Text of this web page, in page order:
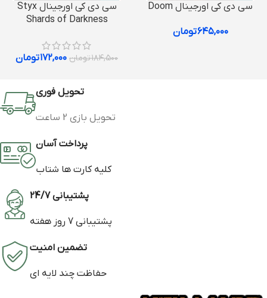
سی دی کی اورجینال Doom
۶۴۵,۰۰۰تومان
سی دی کی اورجینال Styx
Shards of Darkness
۱۸۴,۵۰۰تومان ۱۷۲,۰۰۰تومان
تحویل فوری
تحویل بازی 2 ساعت
پرداخت آسان
کلیه کارت ها شتاب
پشتیبانی 24/7
پشتیبانی 7 روز هفته
تضمین امنیت
حفاظت چند لایه ای